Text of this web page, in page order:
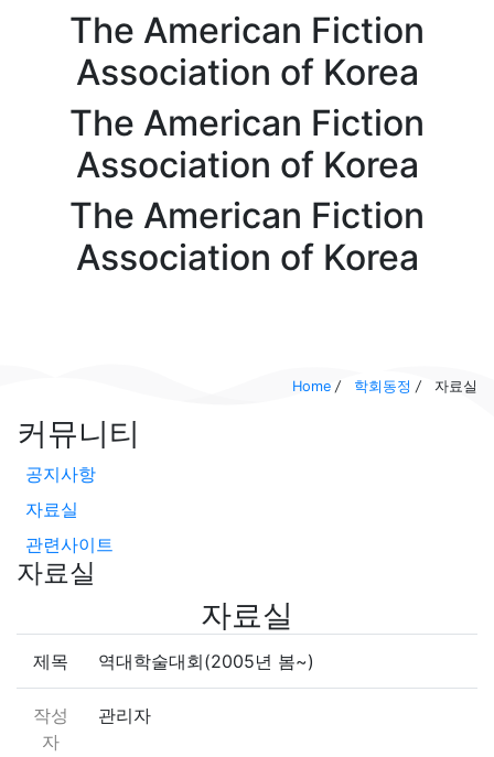
The American Fiction
Association ofKorea
The American Fiction
Association ofKorea
The American Fiction
Association ofKorea
Home / 학회동정 / 자료실
커뮤니티
공지사항
자료실
관련사이트
자료실
자료실
제목 역대학술대회(2005년 봄~)
작성
자
관리자